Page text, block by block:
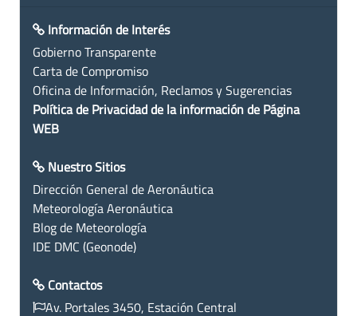
Información de Interés
Gobierno Transparente
Carta de Compromiso
Oficina de Información, Reclamos y Sugerencias
Política de Privacidad de la información de Página
WEB
Nuestro Sitios
Dirección General de Aeronáutica
Meteorología Aeronáutica
Blog de Meteorología
IDE DMC (Geonode)
Contactos
Av. Portales 3450, Estación Central